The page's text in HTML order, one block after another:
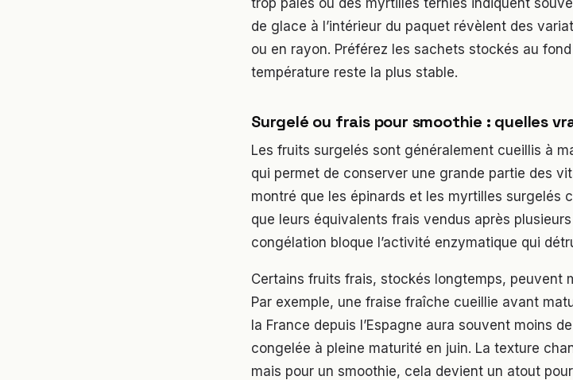
trop pâles ou des myrtilles ternies indiquent
de glace à l’intérieur du paquet révèlent des
ou en rayon. Préférez les sachets stockés au
température reste la plus stable.
Surgelé ou frais pour smoothie : quelles
Les fruits surgelés sont généralement cueillis à
qui permet de conserver une grande partie des
montré que les épinards et les myrtilles surgelés
que leurs équivalents frais vendus après
congélation bloque l’activité enzymatique qui
Certains fruits frais, stockés longtemps, peuvent
Par exemple, une fraise fraîche cueillie avant
la France depuis l’Espagne aura souvent moins
congelée à pleine maturité en juin. La texture
mais pour un smoothie, cela devient un atout